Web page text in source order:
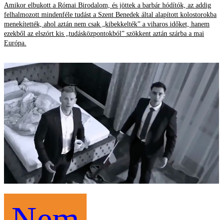
Amikor elbukott a Római Birodalom, és jöttek a barbár hódítók, az addig
felhalmozott mindenféle tudást a Szent Benedek által alapított kolostorokba
menekítették, ahol aztán nem csak „kibekkelték” a viharos időket, hanem
ezekből az elszórt kis „tudásközpontokból” szökkent aztán szárba a mai
Európa.